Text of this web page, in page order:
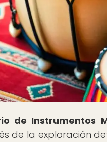
de Instrumentos
de la exploración